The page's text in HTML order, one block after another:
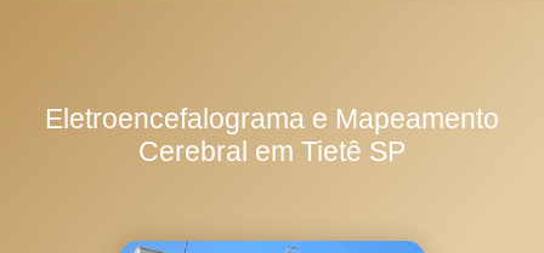
Eletroencefalograma e Mapeamento
Cerebral em Tietê SP